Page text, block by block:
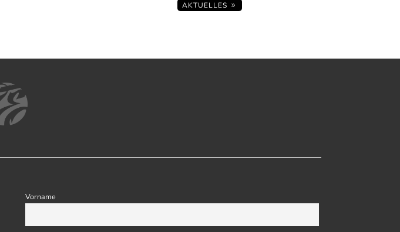
AKTUELLES
Vorname